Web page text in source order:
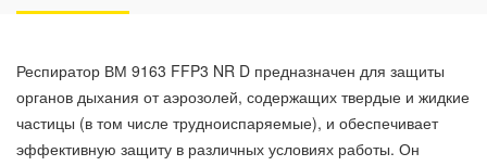
Респиратор ВМ 9163 FFP3 NR D предназначен для защиты
органов дыхания от аэрозолей, содержащих твердые и жидкие
частицы (в том числе трудноиспаряемые), и обеспечивает
эффективную защиту в различных условиях работы. Он